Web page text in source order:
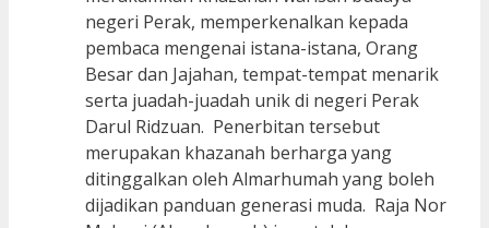
negeri Perak, memperkenalkan kepada
pembaca mengenai istana-istana, Orang
Besar dan Jajahan, tempat-tempat menarik
serta juadah-juadah unik di negeri Perak
Darul Ridzuan. Penerbitan tersebut
merupakan khazanah berharga yang
ditinggalkan oleh Almarhumah yang boleh
dijadikan panduan generasi muda. Raja Nor